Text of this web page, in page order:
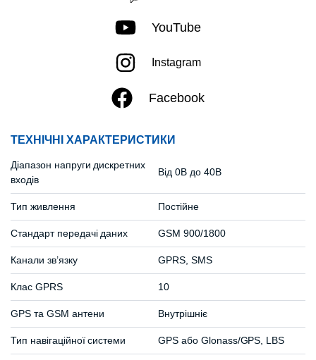
YouTube
Instagram
Facebook
ТЕХНІЧНІ ХАРАКТЕРИСТИКИ
Діапазон напруги дискретних
входів
Від 0В до 40В
Тип живлення Постійне
Стандарт передачі даних GSM 900/1800
Канали зв’язку GPRS, SMS
Клас GPRS 10
GPS та GSM антени Внутрішніє
Тип навігаційної системи GPS або Glonass/GPS, LBS